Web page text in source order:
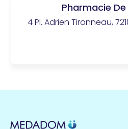
Pharmacie
4 Pl. Adrien Tironneau,